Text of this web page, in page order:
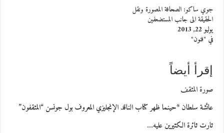
جوي ساكو: الصحافة المصورة ونقل
الحقيقة الى جانب المستضعفين
يوليو 22, 2013
في "فنون"
إقرأ أيضاً
صورة المثقف
عائشة سلطان *حينما ظهر كتاب الناقد الإنجليزي المعروف بول جونسن “المثقفون”
ثارت ثائرة الكثيرين عليه…